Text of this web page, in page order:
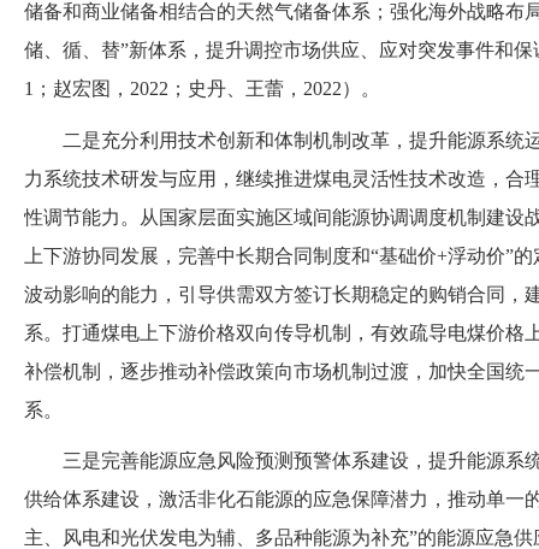
储备和商业储备相结合的天然气储备体系 ； 强化海外战略布
储、循、替”新体系，提升调控市场供应、应对突发事件和
1 ； 赵宏图， 2022 ； 史丹、王蕾， 2022） 。
二是充分利用技术创新和体制机制改革，提升能源系统
力系统技术研发与应用，继续推进煤电灵活性技术改造，合
性调节能力。从国家层面实施区域间能源协调调度机制建设
上下游协同发展，完善中长期合同制度和“基础价+浮动价”
波动影响的能力，引导供需双方签订长期稳定的购销合同，
系。打通煤电上下游价格双向传导机制，有效疏导电煤价格
补偿机制，逐步推动补偿政策向市场机制过渡，加快全国统
系。
三是完善能源应急风险预测预警体系建设，提升能源系
供给体系建设，激活非化石能源的应急保障潜力，推动单一
主、风电和光伏发电为辅、多品种能源为补充”的能源应急